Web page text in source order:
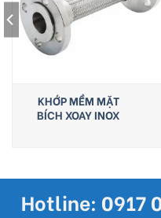
KHỚP MỀM MẶT
BÍCH XOAY INOX
Hotline: 0917